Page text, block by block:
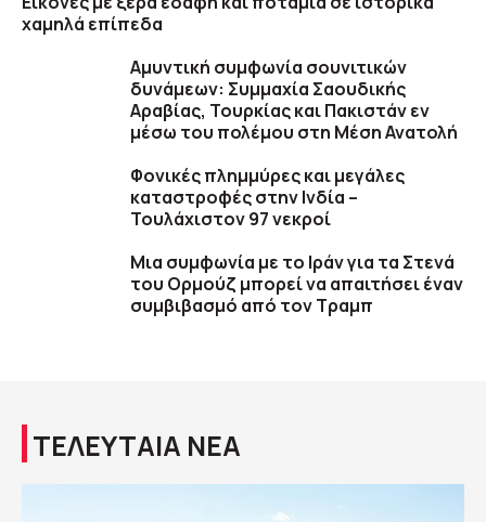
χαμηλά επίπεδα
Αμυντική συμφωνία σουνιτικών
δυνάμεων: Συμμαχία Σαουδικής
Αραβίας, Τουρκίας και Πακιστάν εν
μέσω του πολέμου στη Μέση Ανατολή
Φονικές πλημμύρες και μεγάλες
καταστροφές στην Ινδία –
Τουλάχιστον 97 νεκροί
Μια συμφωνία με το Ιράν για τα Στενά
του Ορμούζ μπορεί να απαιτήσει έναν
συμβιβασμό από τον Τραμπ
ΤΕΛΕΥΤΑΙΑ ΝΕΑ